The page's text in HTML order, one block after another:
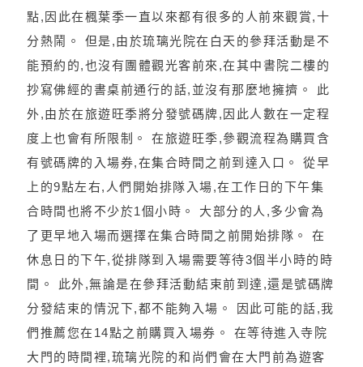
點,因此在楓葉季一直以來都有很多的人前來觀賞,十
分熱鬧。 但是,由於琉璃光院在白天的參拜活動是不
能預約的,也沒有團體觀光客前來,在其中書院二樓的
抄寫佛經的書桌前通行的話,並沒有那麼地擁擠。 此
外,由於在旅遊旺季將分發號碼牌,因此人數在一定程
度上也會有所限制。 在旅遊旺季,參觀流程為購買含
有號碼牌的入場券,在集合時間之前到達入口。 從早
上的9點左右,人們開始排隊入場,在工作日的下午集
合時間也將不少於1個小時。 大部分的人,多少會為
了更早地入場而選擇在集合時間之前開始排隊。 在
休息日的下午,從排隊到入場需要等待3個半小時的時
間。 此外,無論是在參拜活動結束前到達,還是號碼牌
分發結束的情況下,都不能夠入場。 因此可能的話,我
們推薦您在14點之前購買入場券。 在等待進入寺院
大門的時間裡,琉璃光院的和尚們會在大門前為遊客